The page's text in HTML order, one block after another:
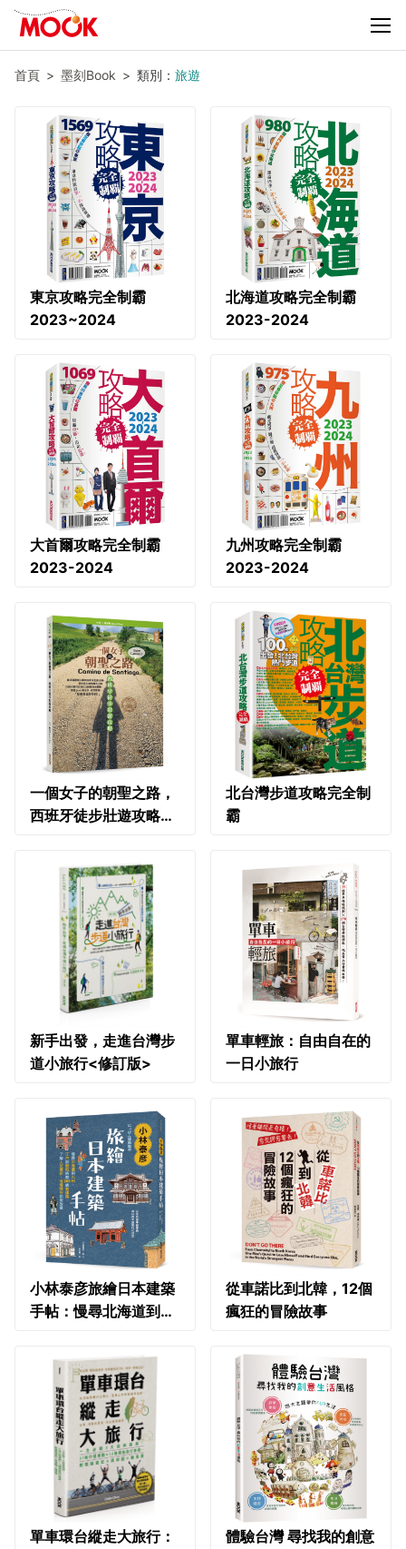
首頁 墨刻Book 類別： 旅遊
東京攻略完全制霸
2023~2024
北海道攻略完全制霸
2023-2024
大首爾攻略完全制霸
2023-2024
九州攻略完全制霸
2023-2024
一個女子的朝聖之路，
西班牙徒步壯遊攻略
北台灣步道攻略完全制
霸
新手出發，走進台灣步
道小旅行<修訂版>
單車輕旅：自由自在的
一日小旅行
小林泰彦旅繪日本建築
手帖：慢尋北海道到九
200處老建築，了解人
文歷史、地理時空如何
改變
從車諾比到北韓，12個
瘋狂的冒險故事
單車環台縱走大旅行：
體驗台灣 尋找我的創意